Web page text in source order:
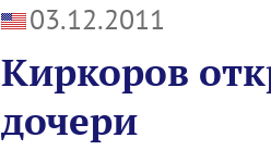
03.12.2011
Киркоров
дочери